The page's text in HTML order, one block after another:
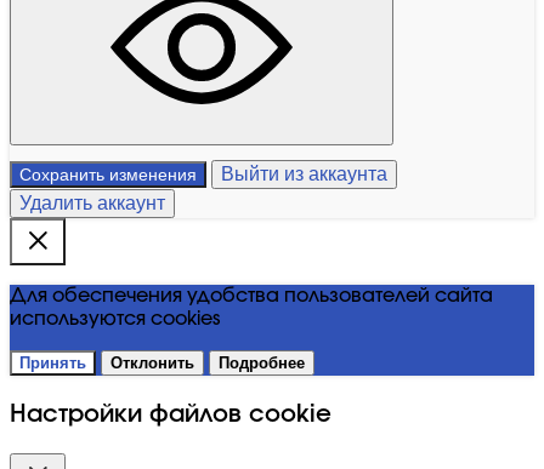
Сохранить изменения
Выйти из аккаунта
Удалить аккаунт
Для обеспечения удобства пользователей сайта
используются cookies
Принять Отклонить Подробнее
Настройки файлов cookie